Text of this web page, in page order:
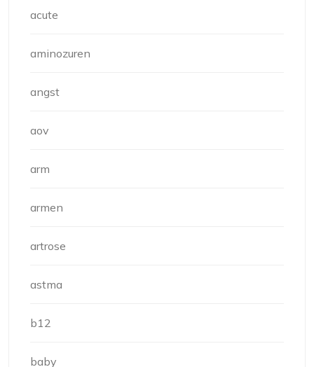
acute
aminozuren
angst
aov
arm
armen
artrose
astma
b12
baby